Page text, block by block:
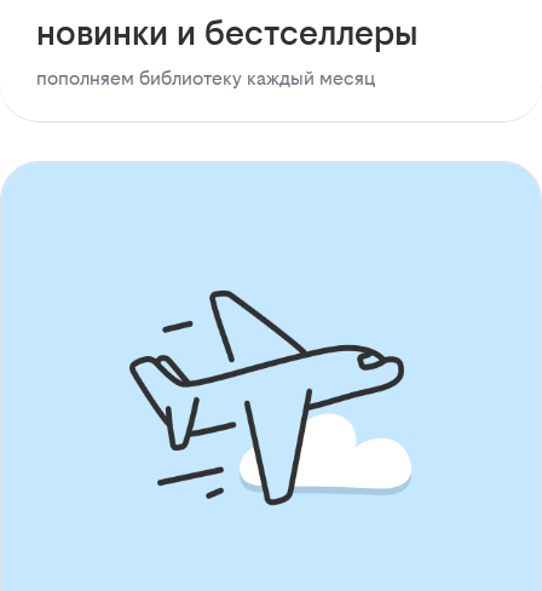
новинки и бестселлеры
пополняем библиотеку каждый месяц